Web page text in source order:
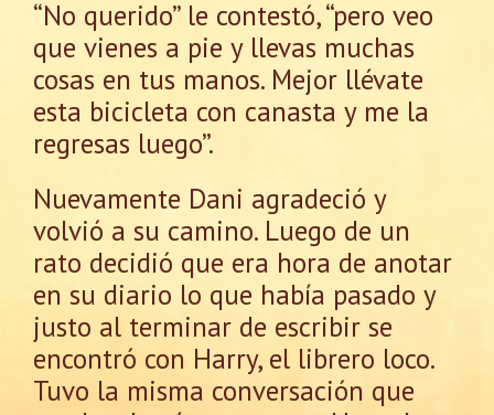
“No querido” le contestó, “pero veo
que vienes a pie y llevas muchas
cosas en tus manos. Mejor llévate
esta bicicleta con canasta y me la
regresas luego”.
Nuevamente Dani agradeció y
volvió a su camino. Luego de un
rato decidió que era hora de anotar
en su diario lo que había pasado y
justo al terminar de escribir se
encontró con Harry, el librero loco.
Tuvo la misma conversación que